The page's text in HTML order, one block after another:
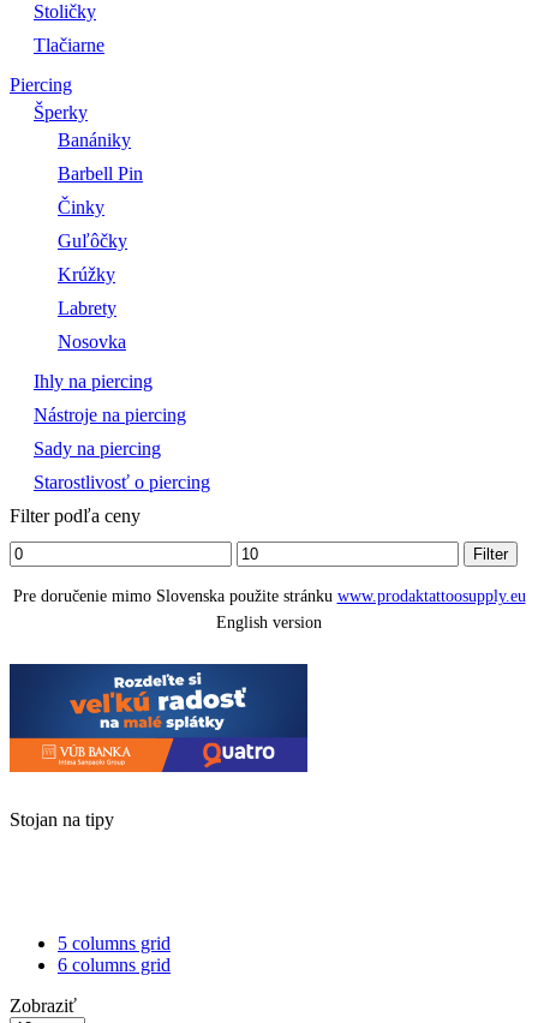
Stoličky
Tlačiarne
Piercing
Šperky
Banániky
Barbell Pin
Činky
Guľôčky
Krúžky
Labrety
Nosovka
Ihly na piercing
Nástroje na piercing
Sady na piercing
Starostlivosť o piercing
Filter podľa ceny
Minimálna
cena
Maximálna
cena
Filter
Pre doručenie mimo Slovenska použite stránku www.prodaktattoosupply.eu
English version
Stojan na tipy
5 columns grid
6 columns grid
Zobraziť